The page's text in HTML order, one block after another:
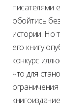
писателями
обойтись
истории. Но
его книгу
конкурс
что для